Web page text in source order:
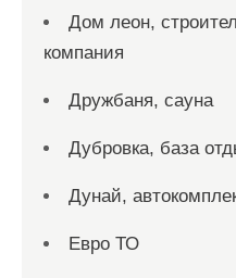
Дом леон,
компания
Дружбаня, сауна
Дубровка, база
Дунай,
Евро ТО